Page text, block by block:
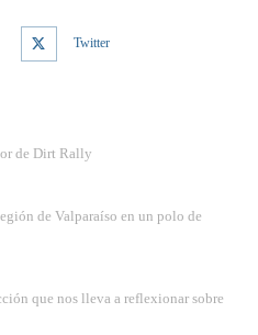
Twitter
de Dirt Rally
de Valparaíso en un polo de
que nos lleva a reflexionar sobre